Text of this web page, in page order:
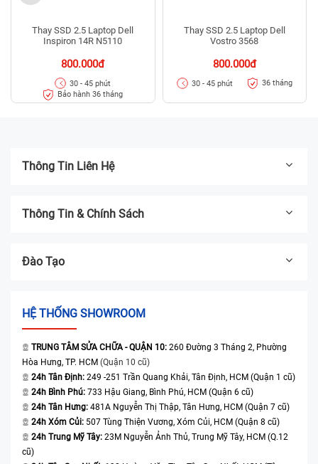
Thay SSD 2.5 Laptop Dell
Inspiron 14R N5110
800.000đ
30 - 45 phút
Bảo hành 36 tháng
Thay SSD 2.5 Laptop Dell
Vostro 3568
800.000đ
30 - 45 phút 36 tháng
Thông Tin Liên Hệ
Thông Tin & Chính Sách
Đào Tạo
HỆ THỐNG SHOWROOM
TRUNG TÂM SỬA CHỮA - QUẬN 10: 260 Đường 3 Tháng 2, Phường
Hòa Hưng, TP. HCM (Quận 10 cũ)
24h Tân Định: 249 -251 Trần Quang Khải, Tân Định, HCM (Quận 1 cũ)
24h Bình Phú: 733 Hậu Giang, Bình Phú, HCM (Quận 6 cũ)
24h Tân Hưng: 481A Nguyễn Thị Thập, Tân Hưng, HCM (Quận 7 cũ)
24h Xóm Củi: 507 Tùng Thiện Vương, Xóm Củi, HCM (Quận 8 cũ)
24h Trung Mỹ Tây: 23M Nguyễn Ảnh Thủ, Trung Mỹ Tây, HCM (Q.12
cũ)